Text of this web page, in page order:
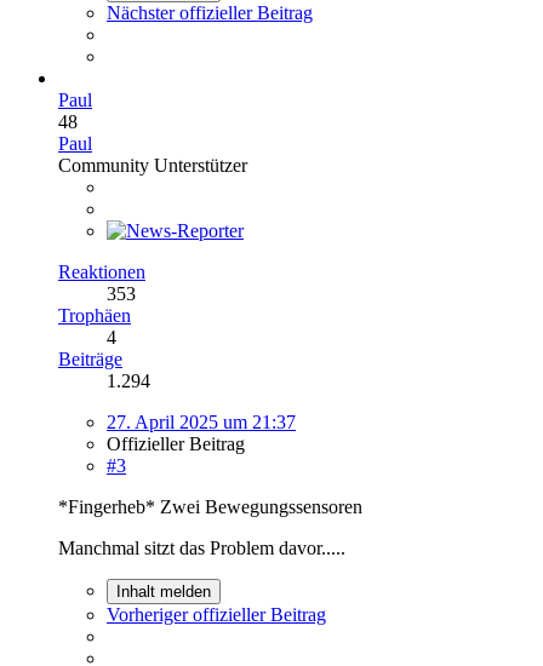
Nächster offizieller Beitrag
Paul
48
Paul
Community Unterstützer
Reaktionen
353
Trophäen
4
Beiträge
1.294
27. April 2025 um 21:37
Offizieller Beitrag
#3
*Fingerheb* Zwei Bewegungssensoren
Manchmal sitzt das Problem davor.....
Inhalt melden
Vorheriger offizieller Beitrag